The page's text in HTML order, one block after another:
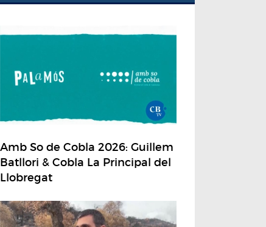
Amb So de Cobla 2026: Guillem
Batllori & Cobla La Principal del
Llobregat